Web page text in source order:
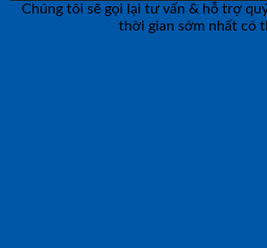
Chúng tôi sẽ gọi lại tư vấn & hỗ trợ
thời gian sớm nhất có